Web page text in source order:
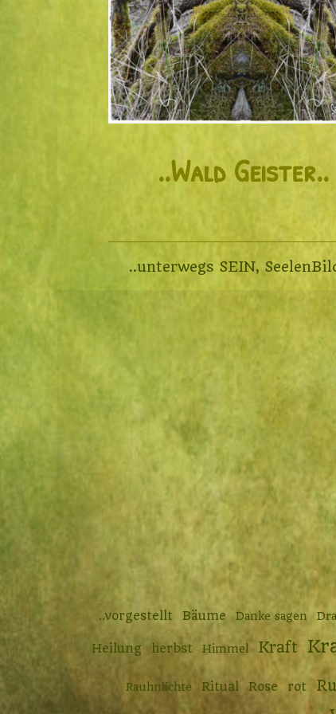
..Wald Geister..
..unterwegs SEIN,
..vorgestellt Bäume Danke sagen
Heilung herbst Himmel Kraft
Rauhnächte Ritual Rose rot